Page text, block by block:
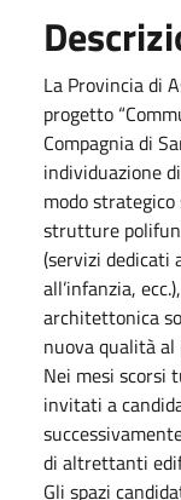
La Provincia di
progetto
Compagnia di
individuazione
modo
strutture
(servizi dedicati
all’infanzia,
architettonica
nuova qualità al
Nei mesi scorsi
invitati a
di altrettanti
Gli spazi